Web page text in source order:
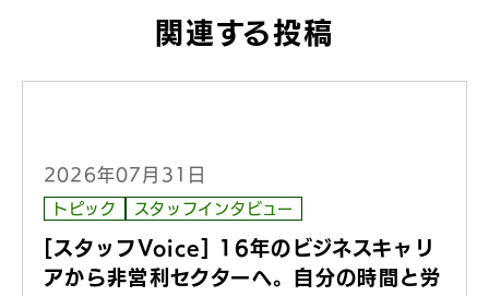
関連する投稿
2026年07月31日
トピック スタッフインタビュー
[スタッフVoice] 16年のビジネスキャリ
アから非営利セクターへ。自分の時間と労